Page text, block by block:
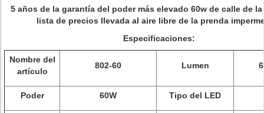
5 años de la garantía del poder más elevado 60w de calle de
lista de precios llevada al aire libre de la prenda
Especificaciones:
Nombre del
artículo
802-60 Lumen
Poder 60W Tipo del LED